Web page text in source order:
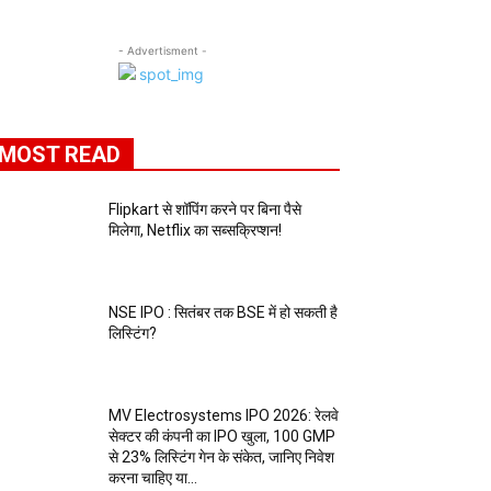
- Advertisment -
READ
Flipkart से शॉपिंग करने पर बिना पैसे
मिलेगा, Netflix का सब्सक्रिप्शन!
NSE IPO : सितंबर तक BSE में हो सकती है
लिस्टिंग?
MV Electrosystems IPO 2026: रेलवे
सेक्टर की कंपनी का IPO खुला, ₹100 GMP
से 23% लिस्टिंग गेन के संकेत, जानिए निवेश
करना चाहिए या...